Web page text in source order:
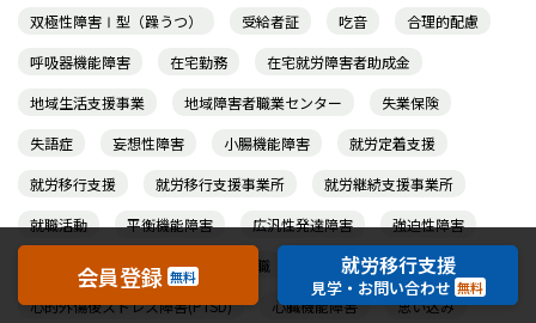
双極性障害Ⅰ型（躁うつ）
受給者証 吃音
合理的配慮
呼吸器機能障害
在宅勤務
在宅就労障害者助成金
地域生活支援事業
地域障害者職業センター
失業保険
失語症
妄想性障害 小腸機能障害
就労定着支援
就労移行支援
就労移行支援事業所
就労継続支援事業所
就職活動
平衡機能障害 広汎性発達障害
強迫性障害
強迫性障害（強迫神経症）
復職
心的外傷後ストレス障害(PTSD)
心臓機能障害 思い込み
会員登録 無料 就労移行支援
見学・お問い合わせ 無料